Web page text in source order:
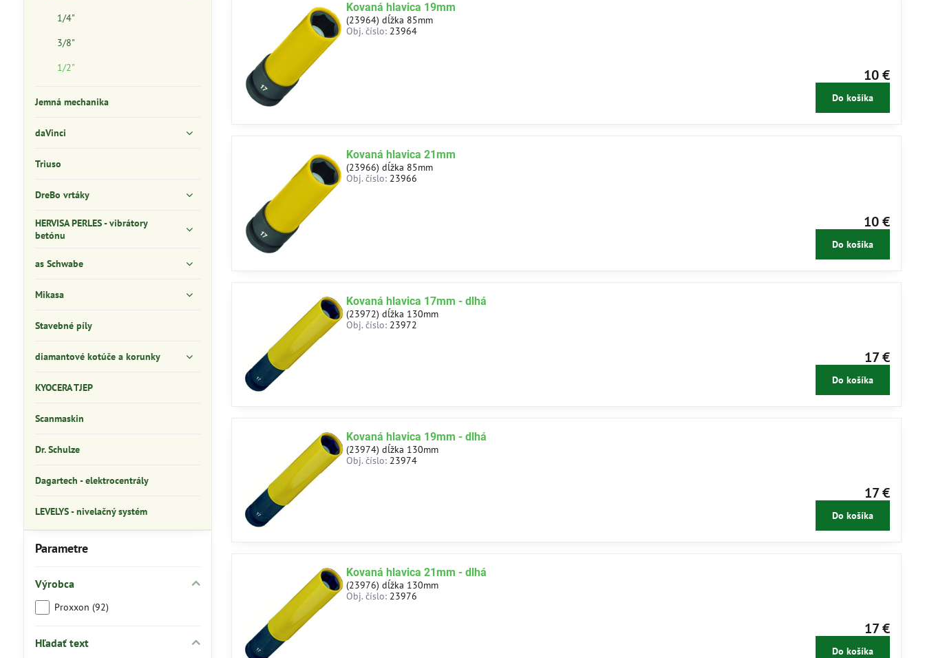
Kovaná hlavica 19mm
(23964) dĺžka 85mm
Obj. číslo: 23964
10 €
Do košíka
Kovaná hlavica 21mm
(23966) dĺžka 85mm
Obj. číslo: 23966
10 €
Do košíka
Kovaná hlavica 17mm - dlhá
(23972) dĺžka 130mm
Obj. číslo: 23972
17 €
Do košíka
Kovaná hlavica 19mm - dlhá
(23974) dĺžka 130mm
Obj. číslo: 23974
17 €
Do košíka
Kovaná hlavica 21mm - dlhá
(23976) dĺžka 130mm
Obj. číslo: 23976
17 €
Do košíka
Parametre
Výrobca
Proxxon (92)
Hľadať text
1/4"
3/8"
1/2"
Jemná mechanika
daVinci
Triuso
DreBo vrtáky
HERVISA PERLES - vibrátory
betónu
as Schwabe
Mikasa
Stavebné píly
diamantové kotúče a korunky
KYOCERA TJEP
Scanmaskin
Dr. Schulze
Dagartech - elektrocentrály
LEVELYS - nivelačný systém